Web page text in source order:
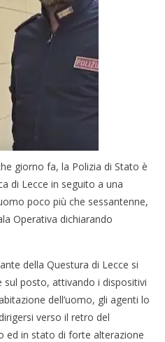
giorno fa, la Polizia di Stato è
di Lecce in seguito a una
poco più che sessantenne,
Operativa dichiarando
della Questura di Lecce si
posto, attivando i dispositivi
dell’uomo, gli agenti lo
verso il retro del
ed in stato di forte alterazione